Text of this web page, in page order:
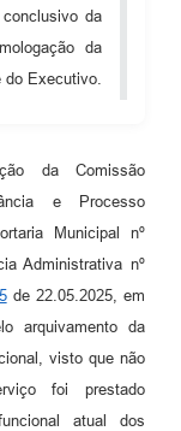
da
da
Executivo.
da Comissão
e Processo
Municipal nº
Administrativa nº
de 22.05.2025, em
arquivamento da
visto que não
foi prestado
atual dos